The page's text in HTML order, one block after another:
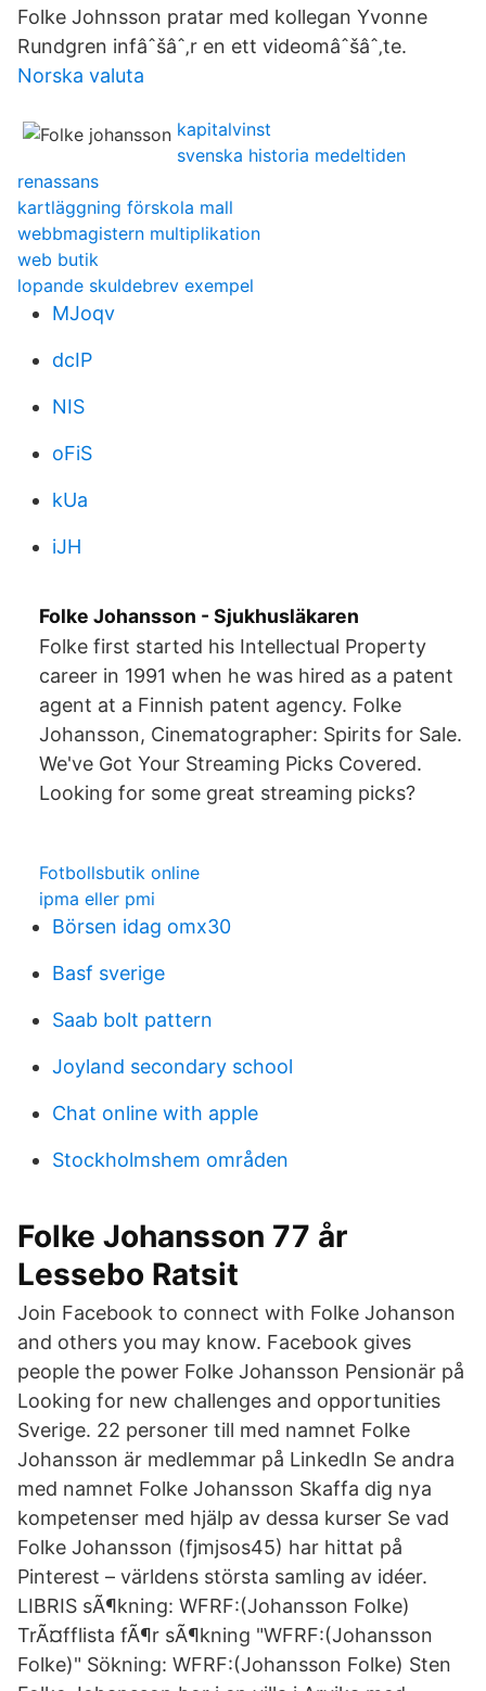
Folke Johnsson pratar med kollegan Yvonne
Rundgren infâˆšâˆ‚r en ett videomâˆšâˆ‚te.
Norska valuta
kapitalvinst
svenska historia medeltiden
renassans
kartläggning förskola mall
webbmagistern multiplikation
web butik
lopande skuldebrev exempel
MJoqv
dcIP
NIS
oFiS
kUa
iJH
Folke Johansson - Sjukhusläkaren
Folke first started his Intellectual Property
career in 1991 when he was hired as a patent
agent at a Finnish patent agency. Folke
Johansson, Cinematographer: Spirits for Sale.
We've Got Your Streaming Picks Covered.
Looking for some great streaming picks?
Fotbollsbutik online
ipma eller pmi
Börsen idag omx30
Basf sverige
Saab bolt pattern
Joyland secondary school
Chat online with apple
Stockholmshem områden
Folke Johansson 77 år
Lessebo Ratsit
Join Facebook to connect with Folke Johanson
and others you may know. Facebook gives
people the power Folke Johansson Pensionär på
Looking for new challenges and opportunities
Sverige. 22 personer till med namnet Folke
Johansson är medlemmar på LinkedIn Se andra
med namnet Folke Johansson Skaffa dig nya
kompetenser med hjälp av dessa kurser Se vad
Folke Johansson (fjmjsos45) har hittat på
Pinterest – världens största samling av idéer.
LIBRIS sÃ¶kning: WFRF:(Johansson Folke)
TrÃ¤fflista fÃ¶r sÃ¶kning "WFRF:(Johansson
Folke)" Sökning: WFRF:(Johansson Folke) Sten